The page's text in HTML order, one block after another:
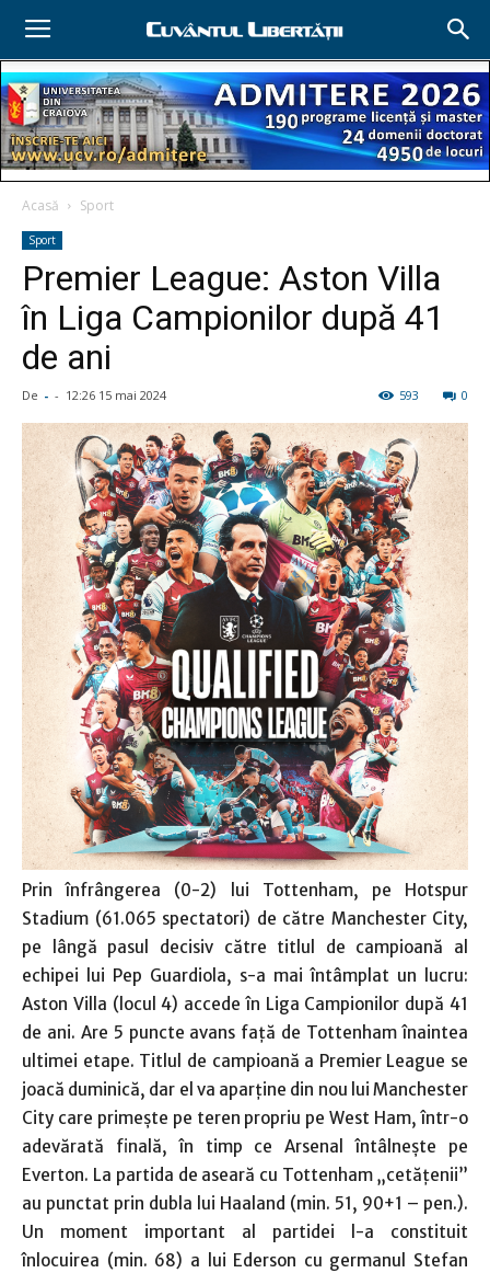
Acasă Sport
Sport
Premier League: Aston Villa
în Liga Campionilor după 41
de ani
De - - 12:26 15 mai 2024 0
593
Prin înfrângerea (0-2) lui Tottenham, pe Hotspur
Stadium (61.065 spectatori) de către Manchester City,
pe lângă pasul decisiv către titlul de campioană al
echipei lui Pep Guardiola, s-a mai întâmplat un lucru:
Aston Villa (locul 4) accede în Liga Campionilor după 41
de ani. Are 5 puncte avans faţă de Tottenham înaintea
ultimei etape. Titlul de campioană a Premier League se
joacă duminică, dar el va aparţine din nou lui Manchester
City care primeşte pe teren propriu pe West Ham, într-o
adevărată finală, în timp ce Arsenal întâlneşte pe
Everton. La partida de aseară cu Tottenham „cetăţenii”
au punctat prin dubla lui Haaland (min. 51, 90+1 – pen.).
Un moment important al partidei l-a constituit
înlocuirea (min. 68) a lui Ederson cu germanul Stefan